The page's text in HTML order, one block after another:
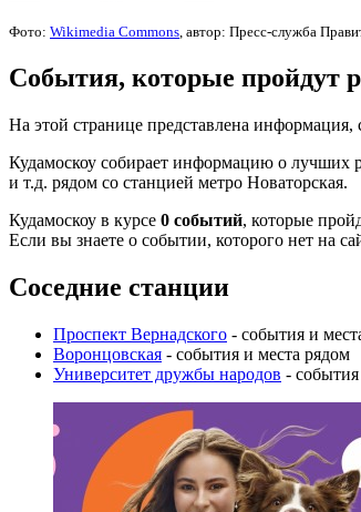
Фото: Wikimedia Commons, автор: Пресс-служба
События, которые пройдут
На этой странице представлена
Кудамоскоу собирает информацию о лучших
и т.д. рядом со станцией метро Новаторская.
Кудамоскоу в курсе 0 событий, которые
Если вы знаете о событии, которого нет на
Соседние станции
Проспект Вернадского - события и
Воронцовская - события и места рядом
Университет дружбы народов -